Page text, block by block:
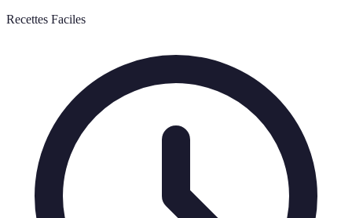
Recettes Faciles